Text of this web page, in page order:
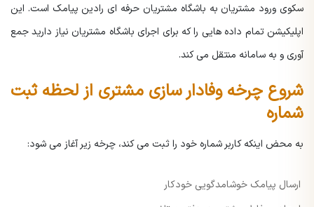
سکوی ورود مشتریان به باشگاه مشتریان حرفه ای رادین پیامک است. این
اپلیکیشن تمام داده هایی را که برای اجرای باشگاه مشتریان نیاز دارید جمع
آوری و به سامانه منتقل می کند.
شروع چرخه وفادار سازی مشتری از لحظه ثبت
شماره
به محض اینکه کاربر شماره خود را ثبت می کند، چرخه زیر آغاز می شود:
ارسال پیامک خوشامدگویی خودکار